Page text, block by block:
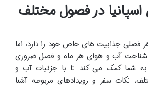
در فصول مختلف
هر فصلی جذابیت های خاص خود را دارد، اما
شناخت آب و هوای هر ماه و فصل ضروری
شما کمک می کند تا با جزئیات آب و
نکات سفر و رویدادهای مربوطه آشنا